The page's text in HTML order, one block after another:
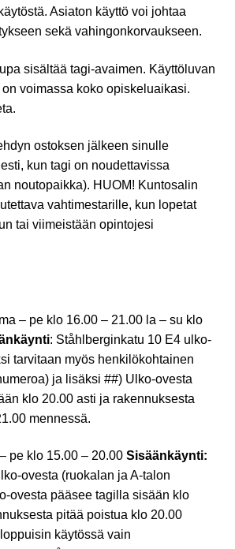
Asiaton käyttö voi johtaa
sekä vahingonkorvaukseen.
sisältää tagi-avaimen. Käyttöluvan
voimassa koko opiskeluaikasi.
ostoksen jälkeen sinulle
kun tagi on noudettavissa
noutopaikka). HUOM! Kuntosalin
vahtimestarille, kun lopetat
tai viimeistään opintojesi
ma – pe klo 16.00 – 21.00 la – su klo
: Ståhlberginkatu 10 E4 ulko-
tarvitaan myös henkilökohtainen
ja lisäksi ##) Ulko-ovesta
klo 20.00 asti ja rakennuksesta
mennessä.
pe klo 15.00 – 20.00 Sisäänkäynti:
ovesta (ruokalan ja A-talon
ovesta pääsee tagilla sisään klo
pitää poistua klo 20.00
käytössä vain